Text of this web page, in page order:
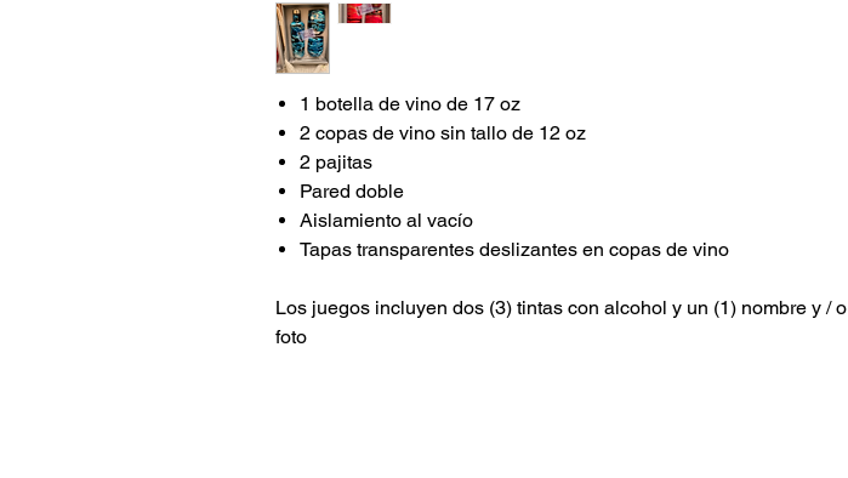
1 botella de vino de 17 oz
2 copas de vino sin tallo de 12 oz
2 pajitas
Pared doble
Aislamiento al vacío
Tapas transparentes deslizantes en copas de vino
Los juegos incluyen dos (3) tintas con alcohol y un (1) nombre y / o
foto